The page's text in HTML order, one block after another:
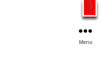
| WiFi 200Rb an By
Menu